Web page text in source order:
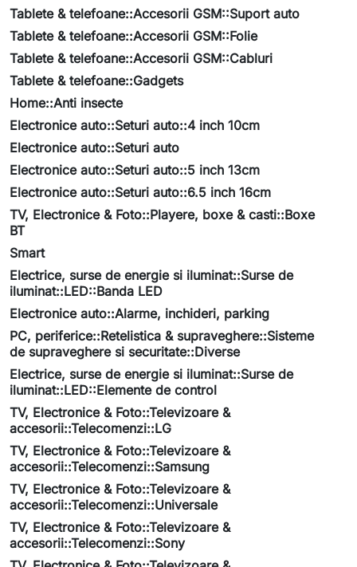
Tablete & telefoane::Accesorii GSM::Suport auto
Tablete & telefoane::Accesorii GSM::Folie
Tablete & telefoane::Accesorii GSM::Cabluri
Tablete & telefoane::Gadgets
Home::Anti insecte
Electronice auto::Seturi auto::4 inch 10cm
Electronice auto::Seturi auto
Electronice auto::Seturi auto::5 inch 13cm
Electronice auto::Seturi auto::6.5 inch 16cm
TV, Electronice & Foto::Playere, boxe & casti::Boxe
BT
Smart
Electrice, surse de energie si iluminat::Surse de
iluminat::LED::Banda LED
Electronice auto::Alarme, inchideri, parking
PC, periferice::Retelistica & supraveghere::Sisteme
de supraveghere si securitate::Diverse
Electrice, surse de energie si iluminat::Surse de
iluminat::LED::Elemente de control
TV, Electronice & Foto::Televizoare &
accesorii::Telecomenzi::LG
TV, Electronice & Foto::Televizoare &
accesorii::Telecomenzi::Samsung
TV, Electronice & Foto::Televizoare &
accesorii::Telecomenzi::Universale
TV, Electronice & Foto::Televizoare &
accesorii::Telecomenzi::Sony